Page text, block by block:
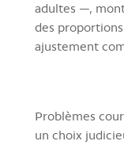
adultes —,
des
ajustement
Problèmes
un choix